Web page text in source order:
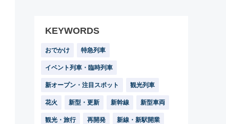
KEYWORDS
おでかけ 特急列車
イベント列車・臨時列車
新オープン・注目スポット 観光列車
花火 新型・更新 新幹線 新型車両
観光・旅行 再開発 新線・新駅開業